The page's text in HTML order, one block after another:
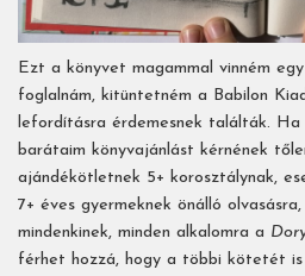
Ezt a könyvet magammal vinném
foglalnám, kitüntetném a Babilon
lefordításra érdemesnek találták.
barátaim könyvajánlást kérnének
ajándékötletnek 5+ korosztálynak,
7+ éves gyermeknek önálló olvasásra,
mindenkinek, minden alkalomra a
férhet hozzá, hogy a többi kötetét